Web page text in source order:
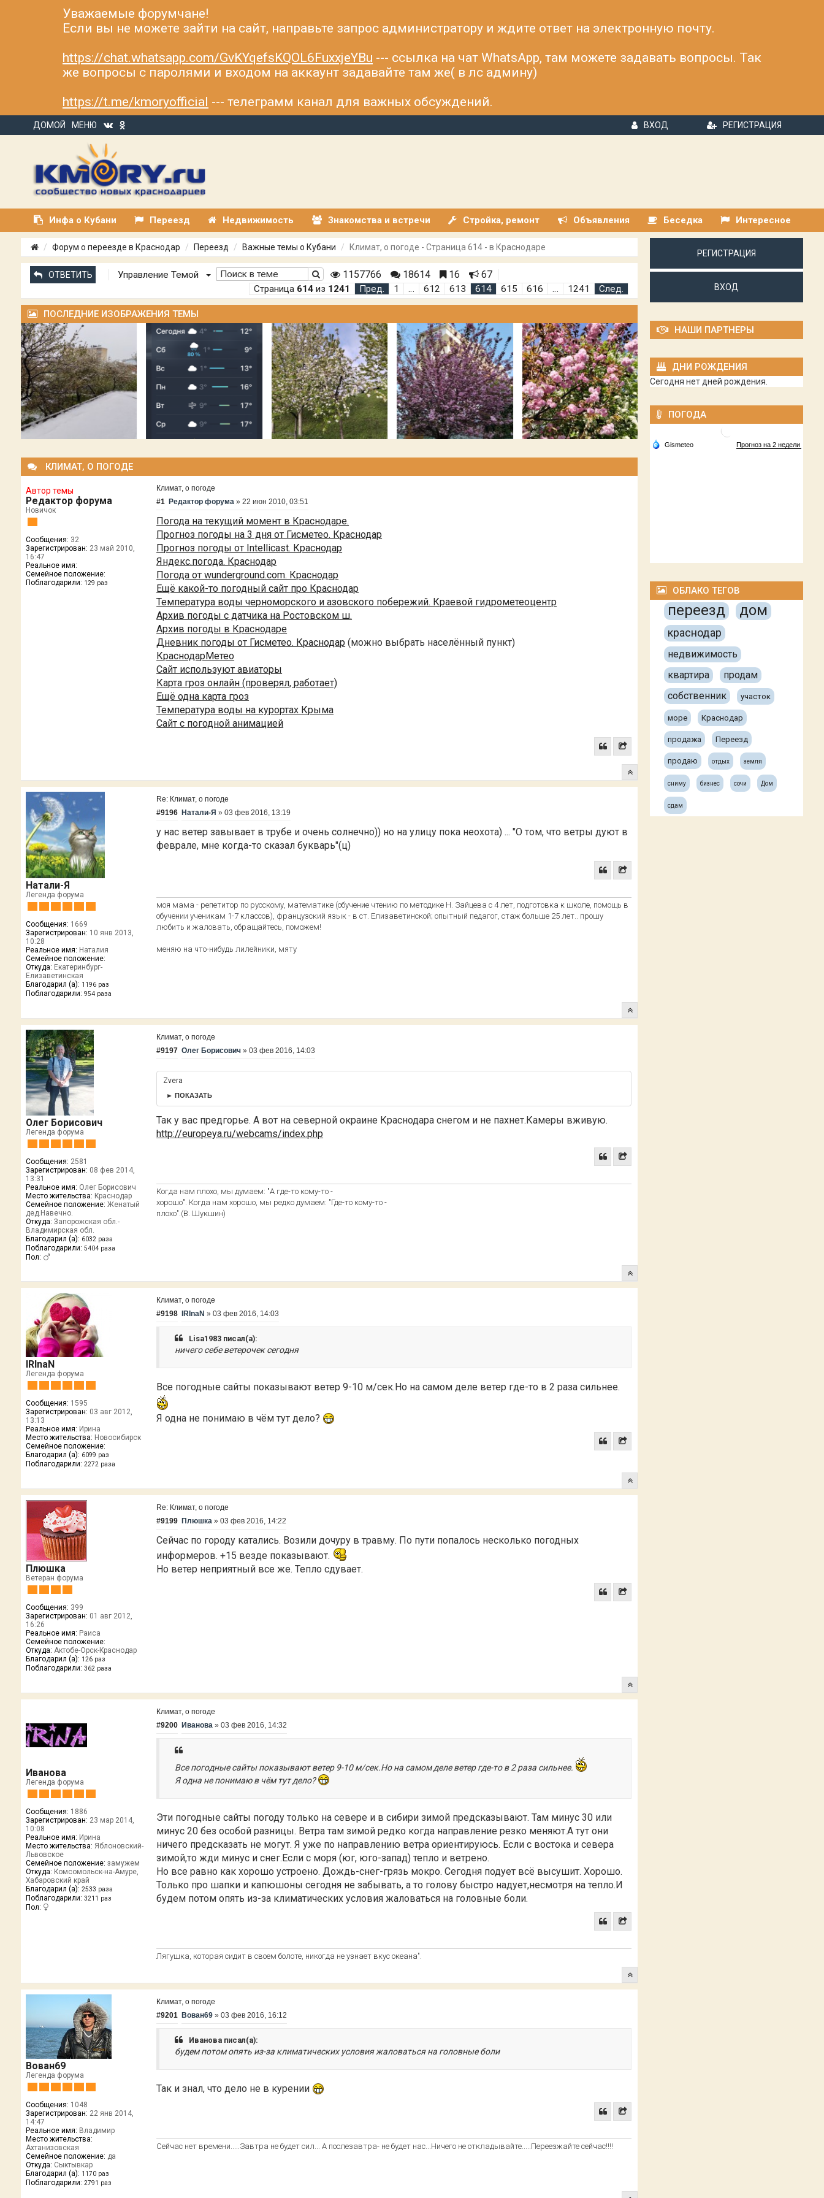
Уважаемые форумчане!
Если вы не можете зайти на сайт, направьте запрос администратору и ждите ответ на электронную почту.
https://chat.whatsapp.com/GvKYqefsKQOL6FuxxjeYBu --- ссылка на чат WhatsApp, там можете задавать вопросы. Так
же вопросы с паролями и входом на аккаунт задавайте там же( в лс админу)
https://t.me/kmoryofficial --- телеграмм канал для важных обсуждений.
ДОМОЙ МЕНЮ ВХОД РЕГИСТРАЦИЯ
Инфа о Кубани Переезд Недвижимость Знакомства и встречи Стройка, ремонт Объявления Беседка Интересное
Форум о переезде в Краснодар Переезд Важные темы о Кубани Климат, о погоде - Страница 614 - в Краснодаре
ОТВЕТИТЬ Управление Темой 1157766 18614 16 67
Страница 614 из 1241 Пред. 1 … 612 613 614 615 616 … 1241 След.
ПОСЛЕДНИЕ ИЗОБРАЖЕНИЯ ТЕМЫ
КЛИМАТ, О ПОГОДЕ
Автор темы
Редактор форума
Новичок
Сообщения: 32
Зарегистрирован: 23 май 2010,
16:47
Реальное имя:
Семейное положение:
Поблагодарили: 129 раз
Климат, о погоде
#1 Редактор форума »22 июн 2010, 03:51
Погода на текущий момент в Краснодаре.
Прогноз погоды на 3 дня от Гисметео. Краснодар
Прогноз погоды от Intellicast. Краснодар
Яндекс.погода. Краснодар
Погода от wunderground.com. Краснодар
Ещё какой-то погодный сайт про Краснодар
Температура воды черноморского и азовского побережий. Краевой гидрометеоцентр
Архив погоды с датчика на Ростовском ш.
Архив погоды в Краснодаре
Дневник погоды от Гисметео. Краснодар (можно выбрать населённый пункт)
КраснодарМетео
Сайт используют авиаторы
Карта гроз онлайн (проверял, работает)
Ещё одна карта гроз
Температура воды на курортах Крыма
Сайт с погодной анимацией
Натали-Я
Легенда форума
Сообщения: 1669
Зарегистрирован: 10 янв 2013,
10:28
Реальное имя: Наталия
Семейное положение:
Откуда: Екатеринбург-
Елизаветинская
Благодарил (а): 1196 раз
Поблагодарили: 954 раза
Re: Климат, о погоде
#9196 Натали-Я »03 фев 2016, 13:19
у нас ветер завывает в трубе и очень солнечно)) но на улицу пока неохота) ... "О том, что ветры дуют в
феврале, мне когда-то сказал букварь"(ц)
моя мама - репетитор по русскому, математике (обучение чтению по методике Н. Зайцева с 4 лет, подготовка к школе, помощь в
обучении ученикам 1-7 классов), французский язык - в ст. Елизаветинской; опытный педагог, стаж больше 25 лет.. прошу
любить и жаловать, обращайтесь, поможем!
меняю на что-нибудь лилейники, мяту
Олег Борисович
Легенда форума
Сообщения: 2581
Зарегистрирован: 08 фев 2014,
13:31
Реальное имя: Олег Борисович
Место жительства: Краснодар
Семейное положение: Женатый
дед.Навечно.
Откуда: Запорожская обл.-
Владимирская обл.
Благодарил (а): 6032 раза
Поблагодарили: 5404 раза
Пол:
Климат, о погоде
#9197 Олег Борисович »03 фев 2016, 14:03
Zvera
► ПОКАЗАТЬ
Так у вас предгорье. А вот на северной окраине Краснодара снегом и не пахнет.Камеры вживую.
http://europeya.ru/webcams/index.php
Когда нам плохо, мы думаем: "А где-то кому-то -
хорошо". Когда нам хорошо, мы редко думаем: "Где-то кому-то -
плохо".(В. Шукшин)
IRInaN
Легенда форума
Сообщения: 1595
Зарегистрирован: 03 авг 2012,
13:13
Реальное имя: Ирина
Место жительства: Новосибирск
Семейное положение:
Благодарил (а): 6099 раз
Поблагодарили: 2272 раза
Климат, о погоде
#9198 IRInaN »03 фев 2016, 14:03
Lisa1983 писал(а):
ничего себе ветерочек сегодня
Все погодные сайты показывают ветер 9-10 м/сек.Но на самом деле ветер где-то в 2 раза сильнее.
Я одна не понимаю в чём тут дело?
Плюшка
Ветеран форума
Сообщения: 399
Зарегистрирован: 01 авг 2012,
16:26
Реальное имя: Раиса
Семейное положение:
Откуда: Актобе-Орск-Краснодар
Благодарил (а): 126 раз
Поблагодарили: 362 раза
Re: Климат, о погоде
#9199 Плюшка »03 фев 2016, 14:22
Сейчас по городу катались. Возили дочуру в травму. По пути попалось несколько погодных
информеров. +15 везде показывают.
Но ветер неприятный все же. Тепло сдувает.
Иванова
Легенда форума
Сообщения: 1886
Зарегистрирован: 23 мар 2014,
10:08
Реальное имя: Ирина
Место жительства: Яблоновский-
Львовское
Семейное положение: замужем
Откуда: Комсомольск-на-Амуре,
Хабаровский край
Благодарил (а): 2533 раза
Поблагодарили: 3211 раз
Пол:
Климат, о погоде
#9200 Иванова »03 фев 2016, 14:32
Все погодные сайты показывают ветер 9-10 м/сек.Но на самом деле ветер где-то в 2 раза сильнее.
Я одна не понимаю в чём тут дело?
Эти погодные сайты погоду только на севере и в сибири зимой предсказывают. Там минус 30 или
минус 20 без особой разницы. Ветра там зимой редко когда направление резко меняют.А тут они
ничего предсказать не могут. Я уже по направлению ветра ориентируюсь. Если с востока и севера
зимой,то жди минус и снег.Если с моря (юг, юго-запад) тепло и ветрено.
Но все равно как хорошо устроено. Дождь-снег-грязь мокро. Сегодня подует всё высушит. Хорошо.
Только про шапки и капюшоны сегодня не забывать, а то голову быстро надует,несмотря на тепло.И
будем потом опять из-за климатических условия жаловаться на головные боли.
Лягушка, которая сидит в своем болоте, никогда не узнает вкус океана".
Вован69
Легенда форума
Сообщения: 1048
Зарегистрирован: 22 янв 2014,
14:47
Реальное имя: Владимир
Место жительства:
Ахтанизовская
Семейное положение: да
Откуда: Сыктывкар
Благодарил (а): 1170 раз
Поблагодарили: 2791 раз
Климат, о погоде
#9201 Вован69 »03 фев 2016, 16:12
Иванова писал(а):
будем потом опять из-за климатических условия жаловаться на головные боли
Так и знал, что дело не в курении
Сейчас нет времени.....Завтра не будет сил... А послезавтра- не будет нас...Ничего не откладывайте.....Переезжайте сейчас!!!!
РЕГИСТРАЦИЯ
ВХОД
НАШИ ПАРТНЕРЫ
ДНИ РОЖДЕНИЯ
Сегодня нет дней рождения.
ПОГОДА
ОБЛАКО ТЕГОВ
переезд дом
краснодар
недвижимость
квартира
продам
собственник
участок
море Краснодар
продажа Переезд
продаю отдых земля
сниму бизнес сочи Дом
сдам